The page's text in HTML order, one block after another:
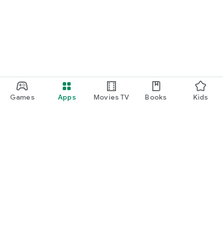
Games Apps Movies TV Books Kids